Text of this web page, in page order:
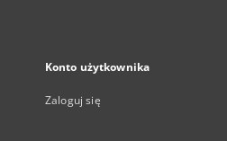
Konto użytkownika
Zaloguj się